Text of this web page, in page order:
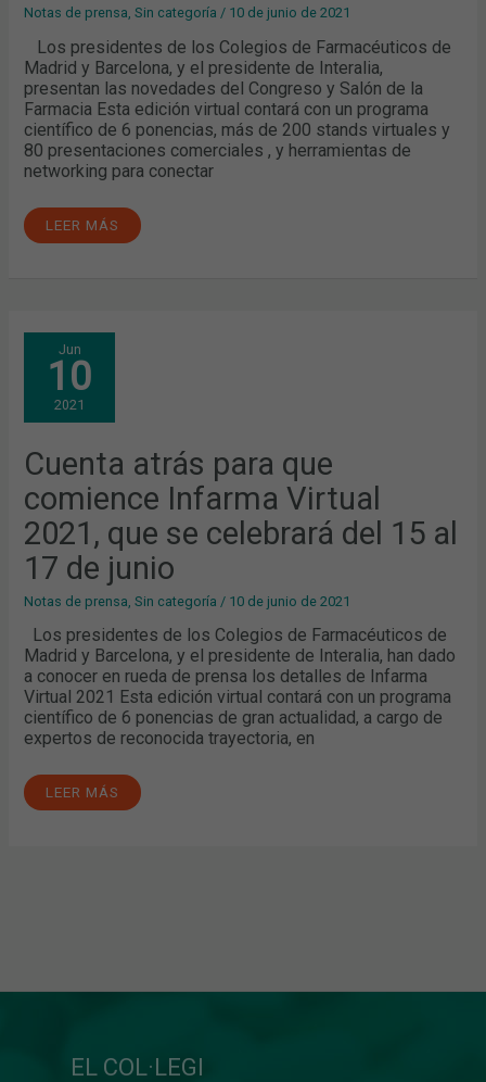
Notas de prensa ,Sin categoría / 10 de junio de 2021
Los presidentes de los Colegios de Farmacéuticos de
Madrid y Barcelona, y el presidente de Interalia,
presentan las novedades del Congreso y Salón de la
Farmacia Esta edición virtual contará con un programa
científico de 6 ponencias, más de 200 stands virtuales y
80 presentaciones comerciales , y herramientas de
networking para conectar
LEER MÁS
Jun
10
2021
Cuenta atrás para que
comience Infarma Virtual
2021, que se celebrará del 15 al
17 de junio
Notas de prensa ,Sin categoría / 10 de junio de 2021
Los presidentes de los Colegios de Farmacéuticos de
Madrid y Barcelona, y el presidente de Interalia, han dado
a conocer en rueda de prensa los detalles de Infarma
Virtual 2021 Esta edición virtual contará con un programa
científico de 6 ponencias de gran actualidad, a cargo de
expertos de reconocida trayectoria, en
CUENTA
ATRÁS
PARA
QUE
COMIENCE
INFARMA
VIRTUAL
SE
CELEBRARÁ
DEL
15
AL
17
DE
JUNIO
LEER MÁS
EL COL·LEGI